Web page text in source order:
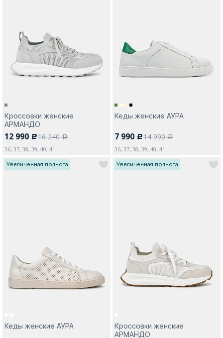
Кроссовки женские
АРМАНДО
12 990 c16 240a
36, 37, 38, 39, 40, 41
Кеды женские АУРА
7 990 c14 990a
36, 37, 38, 39, 40, 41
Увеличенная полнота
Кеды женские АУРА
Увеличенная полнота
Кроссовки женские
АРМАНДО